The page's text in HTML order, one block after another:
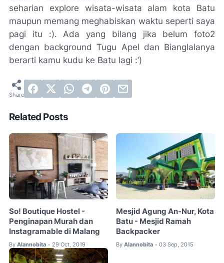
seharian explore wisata-wisata alam kota Batu
maupun memang meghabiskan waktu seperti saya
pagi itu :). Ada yang bilang jika belum foto2
dengan background Tugu Apel dan Bianglalanya
berarti kamu kudu ke Batu lagi :’)
Related Posts
So! Boutique Hostel -
Penginapan Murah dan
Instagramable di Malang
By Alannobita • 29 Oct, 2019
Mesjid Agung An-Nur, Kota
Batu - Mesjid Ramah
Backpacker
By Alannobita • 03 Sep, 2015